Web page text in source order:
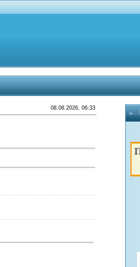
08.08.2026, 06:33